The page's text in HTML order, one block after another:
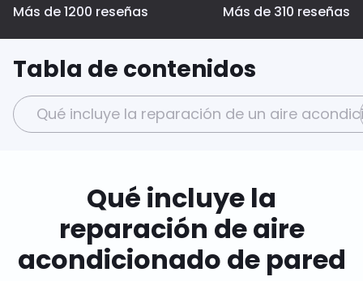
Más de 1200 reseñas Más de 310 reseñas
Tabla de contenidos
Qué incluye la reparación de un aire
Qué incluye la
reparación de aire
acondicionado de pared